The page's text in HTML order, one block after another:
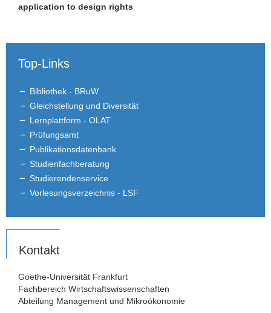
application to design rights
Top-Links
Bibliothek - BRuW
Gleichstellung und Diversität
Lernplattform - OLAT
Prüfungsamt
Publikationsdatenbank
Studienfachberatung
Studierendenservice
Vorlesungsverzeichnis - LSF
Kontakt
Goethe-Universität Frankfurt
Fachbereich Wirtschaftswissenschaften
Abteilung Management und Mikroökonomie